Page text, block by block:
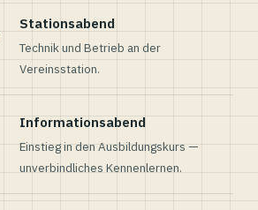
Stationsabend
Technik und Betrieb an der
Vereinsstation.
Informationsabend
Einstieg in den Ausbildungskurs —
unverbindliches Kennenlernen.